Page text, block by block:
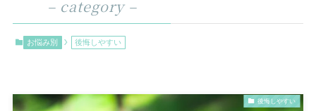
– category –
お悩み別 後悔しやすい
後悔しやすい